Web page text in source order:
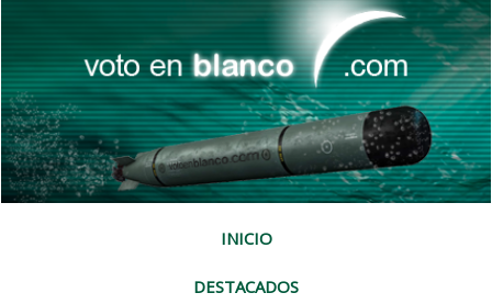
INICIO
DESTACADOS